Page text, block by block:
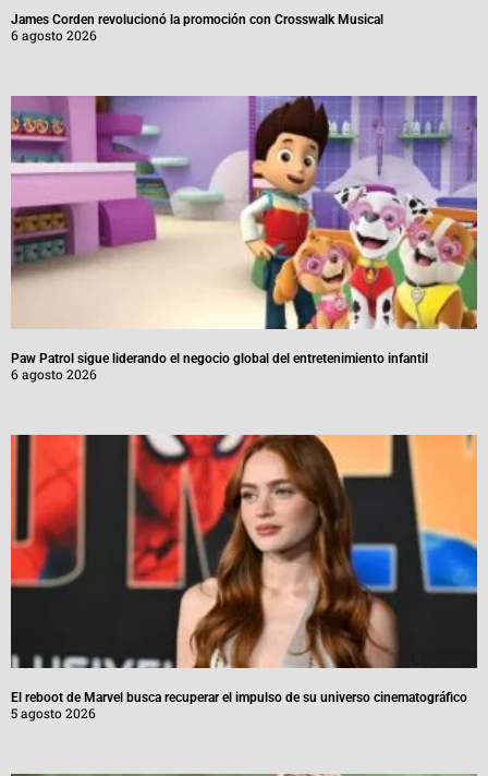
James Corden revolucionó la promoción con Crosswalk Musical
6 agosto 2026
Paw Patrol sigue liderando el negocio global del entretenimiento infantil
6 agosto 2026
El reboot de Marvel busca recuperar el impulso de su universo cinematográfico
5 agosto 2026